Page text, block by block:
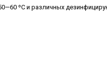
ºС и различных